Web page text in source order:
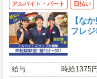
アルバイト・パート 日払い
【な
フレ
給与
時給1375